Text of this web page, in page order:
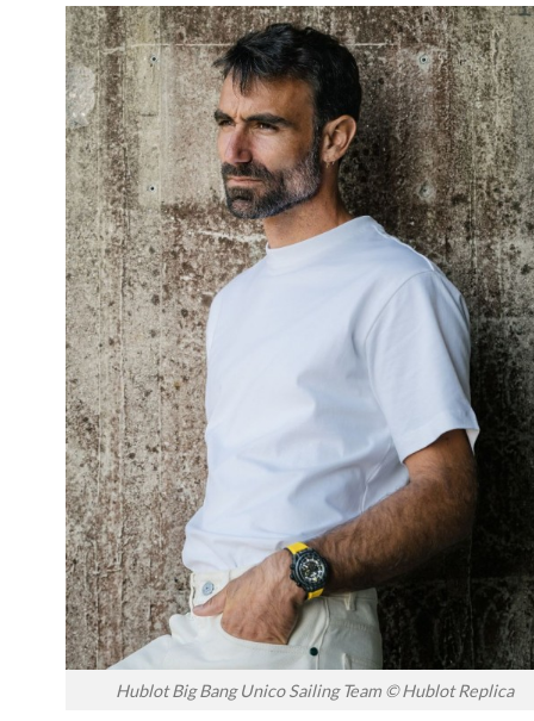
Hublot Big Bang Unico Sailing Team © Hublot Replica